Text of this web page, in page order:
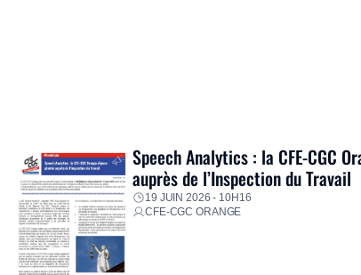
Speech Analytics : la CFE-CGC
auprès de l’Inspection du Travail
19 JUIN 2026 - 10H16
CFE-CGC ORANGE